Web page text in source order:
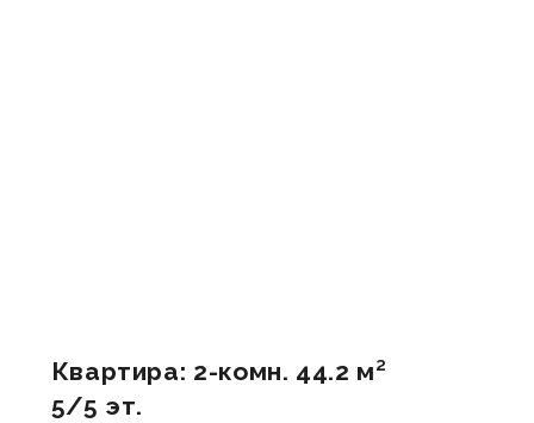
Квартира: 2-комн. 44.2 м²
5/5 эт.